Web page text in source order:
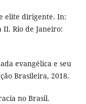
elite dirigente. In:
II. Rio de Janeiro:
evangélica e seu
Brasileira, 2018.
no Brasil.